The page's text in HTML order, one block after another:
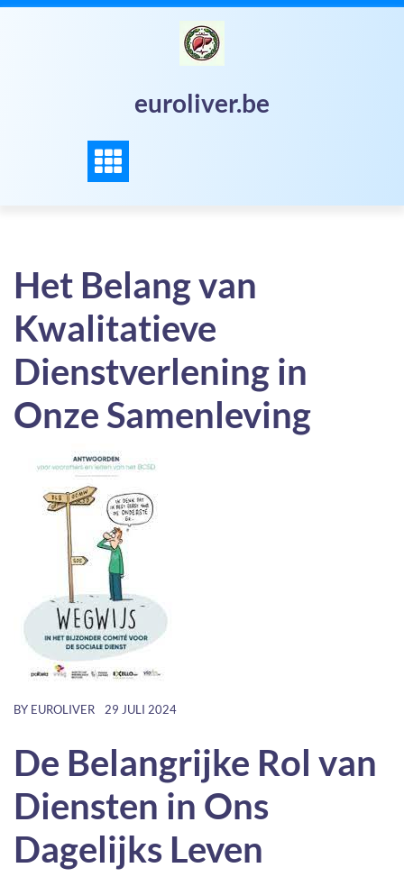
Skip
euroliver.be
Het Belang van
Kwalitatieve
Dienstverlening in
Onze Samenleving
BY EUROLIVER 29 JULI 2024
De Belangrijke Rol van
Diensten in Ons
Dagelijks Leven